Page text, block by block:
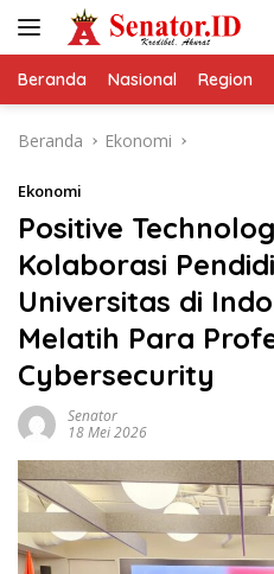
Beranda Nasional Region
Beranda Ekonomi
Ekonomi
Positive
Kolaborasi
Universitas di
Melatih Para
Cybersecurity
Senator
18 Mei 2026